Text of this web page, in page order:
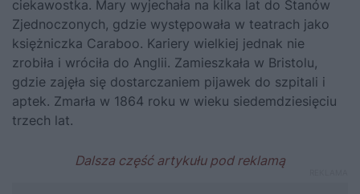
ciekawostka. Mary wyjechała na kilka lat do Stanów
Zjednoczonych, gdzie występowała w teatrach jako
księżniczka Caraboo. Kariery wielkiej jednak nie
zrobiła i wróciła do Anglii. Zamieszkała w Bristolu,
gdzie zajęła się dostarczaniem pijawek do szpitali i
aptek. Zmarła w 1864 roku w wieku siedemdziesięciu
trzech lat.